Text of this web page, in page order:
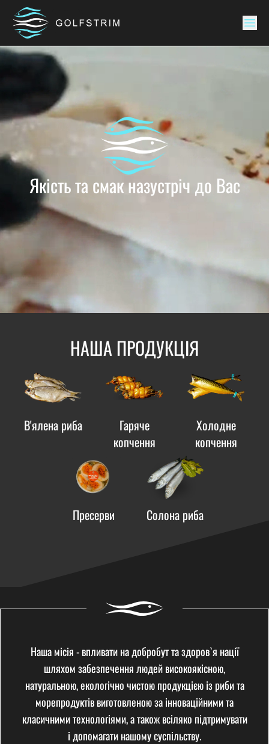
Якість та смак назустріч до Вас
НАША ПРОДУКЦІЯ
В'ялена риба
Гаряче
копчення
Холодне
копчення
Пресерви Солона риба
ПРО НАС
Наша місія - впливати на добробут та здоров`я нації
шляхом забезпечення людей високоякісною,
натуральною, екологічно чистою продукцією із риби та
морепродуктів виготовленою за інноваційними та
класичними технологіями, а також всіляко підтримувати
і допомагати нашому суспільству.